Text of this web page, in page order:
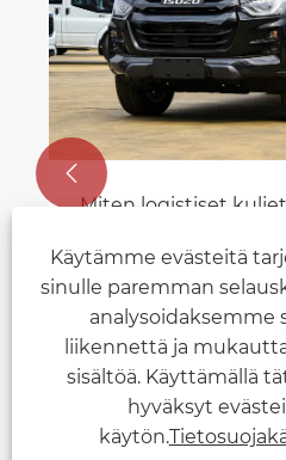
Miten logistiset
parantavat
kustannuksia
toimitusketjuissa
Katso lisää >>

Käytämme evästeitä
sinulle paremman
analysoidaksemme
liikennettä ja
sisältöä. Käyttämällä
hyväksyt
käytön.